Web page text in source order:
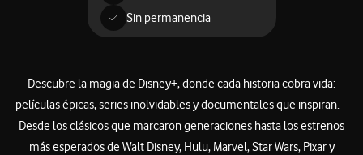
Sin permanencia
Descubre la magia de Disney+, donde cada historia cobra vida:
películas épicas, series inolvidables y documentales que inspiran.
Desde los clásicos que marcaron generaciones hasta los estrenos
más esperados de Walt Disney, Hulu, Marvel, Star Wars, Pixar y